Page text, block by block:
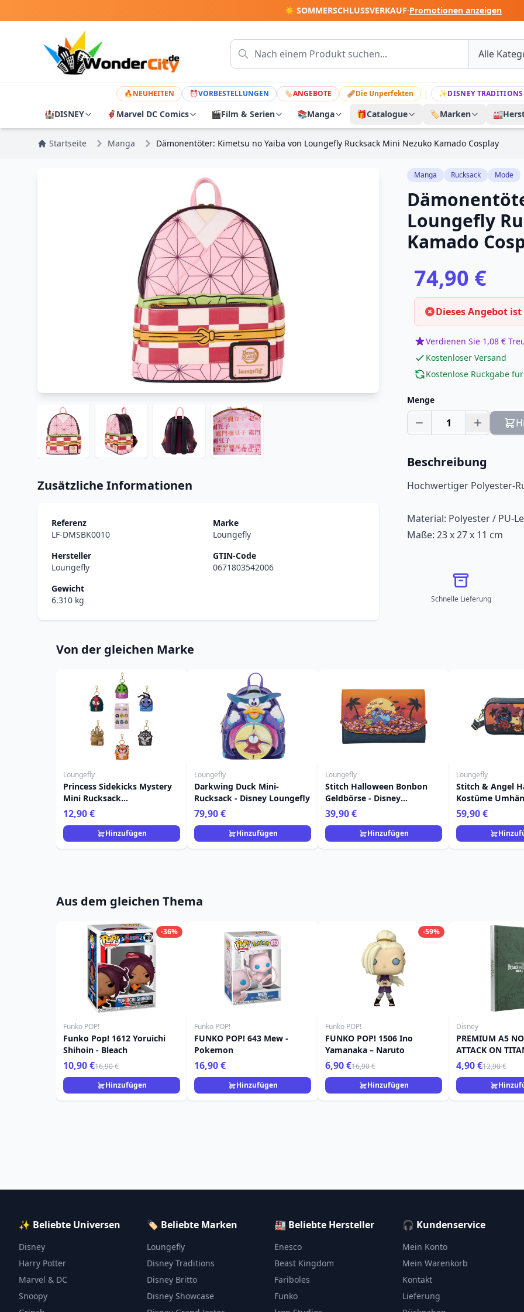
☀️ SOMMERSCHLUSSVERKAUF·Promotionen anzeigen
🔥NEUHEITEN ⏰VORBESTELLUNGEN 🏷ANGEBOTE 🩹Die Unperfekten | ✨DISNEY TRADITIONS
🏰DISNEY 🦸 Marvel DC Comics 🎬Film & Serien 📚Manga 🎁Catalogue 🏷️Marken 🏭
Startseite Manga Dämonentöter: Kimetsu no Yaiba von Loungefly Rucksack Mini Nezuko Kamado Cosplay
Zusätzliche Informationen
Referenz
LF-DMSBK0010
Marke
Loungefly
Hersteller
Loungefly
GTIN-Code
0671803542006
Gewicht
6.310 kg
Manga Rucksack Mode
Loungefly
Kamado
74,90 €
Dieses Angebot
Verdienen Sie 1,08 €
Kostenloser Versand
Kostenlose Rückgabe
Menge
1
Beschreibung
Hochwertiger Polyester-
Material: Polyester / PU-
Maße: 23 x 27 x 11 cm
Schnelle Lieferung
Von der gleichen Marke
Loungefly
Princess Sidekicks Mystery
Mini Rucksack
Schlüsselanhänger Charm -
Disney Loungefly
12,90 €
Hinzufügen
Loungefly
Darkwing Duck Mini-
Rucksack - Disney Loungefly
79,90 €
Hinzufügen
Loungefly
Stitch Halloween Bonbon
Geldbörse - Disney
Loungefly
39,90 €
Hinzufügen
Loungefly
Stitch & Angel
Kostüme
Disney Loungefly
59,90 €
Aus dem gleichen Thema
-36%
Funko POP!
Funko Pop! 1612 Yoruichi
Shihoin - Bleach
10,90 €16,90 €
Hinzufügen
Funko POP!
FUNKO POP! 643 Mew -
Pokemon
16,90 €
Hinzufügen
-59%
Funko POP!
FUNKO POP! 1506 Ino
Yamanaka – Naruto
6,90 €16,90 €
Hinzufügen
Disney
PREMIUM A5
ATTACK ON
4,90 €12,90 €
✨ Beliebte Universen
Disney
Harry Potter
Marvel & DC
Snoopy
🏷️ Beliebte Marken
Loungefly
Disney Traditions
Disney Britto
Disney Showcase
🏭 Beliebte Hersteller
Enesco
Beast Kingdom
Fariboles
Funko
🎧 Kundenservice
Mein Konto
Mein Warenkorb
Kontakt
Lieferung